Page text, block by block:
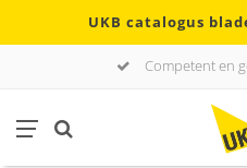
UKB catalogus
Competent en